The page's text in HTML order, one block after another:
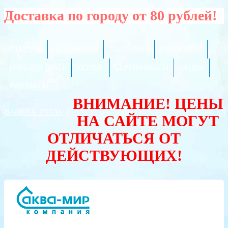
Доставка по городу от 80 рублей!
ВАЛЮТА:
ВНИМАНИЕ! ЦЕНЫ
НА САЙТЕ МОГУТ
ОТЛИЧАТЬСЯ ОТ
ДЕЙСТВУЮЩИХ!